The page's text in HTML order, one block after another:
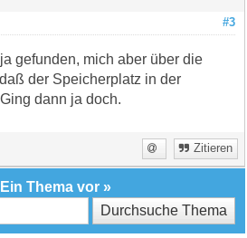
#3
gefunden, mich aber über die
der Speicherplatz in der
dann ja doch.
Zitieren
Ein Thema vor »